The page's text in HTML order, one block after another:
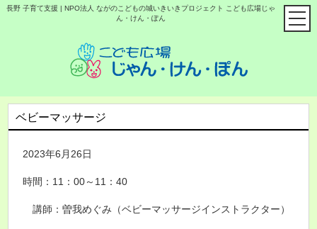
長野 子育て支援 | NPO法人 ながのこどもの城いきいきプロジェクト こども広場じゃ
ん・けん・ぽん
ベビーマッサージ
2023年6月26日
時間：11：00～11：40
講師：曽我めぐみ（ベビーマッサージインストラクター）